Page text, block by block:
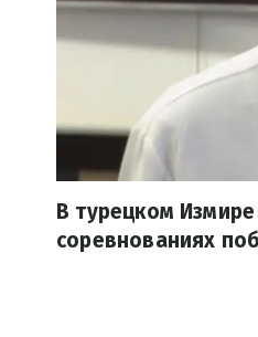
В турецком
соревнованиях